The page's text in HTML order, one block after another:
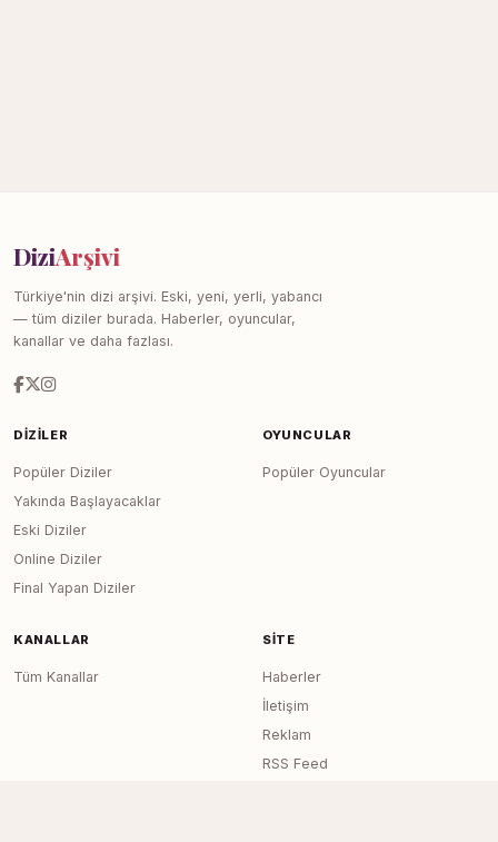
DiziArşivi
Türkiye'nin dizi arşivi. Eski, yeni, yerli, yabancı
— tüm diziler burada. Haberler, oyuncular,
kanallar ve daha fazlası.
DIZILER
Popüler Diziler
Yakında Başlayacaklar
Eski Diziler
Online Diziler
Final Yapan Diziler
OYUNCULAR
Popüler Oyuncular
KANALLAR
Tüm Kanallar
SITE
Haberler
İletişim
Reklam
RSS Feed